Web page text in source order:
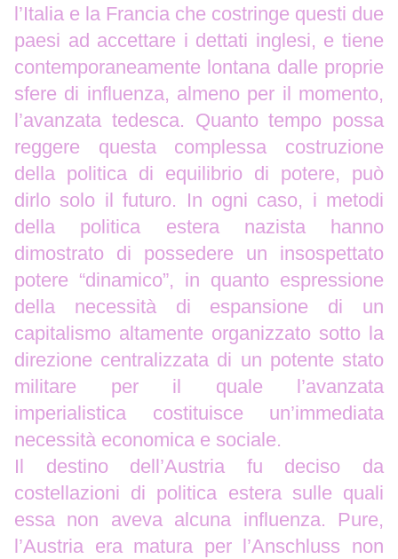
l’Italia e la Francia che costringe questi due
paesi ad accettare i dettati inglesi, e tiene
contemporaneamente lontana dalle proprie
sfere di influenza, almeno per il momento,
l’avanzata tedesca. Quanto tempo possa
reggere questa complessa costruzione
della politica di equilibrio di potere, può
dirlo solo il futuro. In ogni caso, i metodi
della politica estera nazista hanno
dimostrato di possedere un insospettato
potere “dinamico”, in quanto espressione
della necessità di espansione di un
capitalismo altamente organizzato sotto la
direzione centralizzata di un potente stato
militare per il quale l’avanzata
imperialistica costituisce un’immediata
necessità economica e sociale.
Il destino dell’Austria fu deciso da
costellazioni di politica estera sulle quali
essa non aveva alcuna influenza. Pure,
l’Austria era matura per l’Anschluss non